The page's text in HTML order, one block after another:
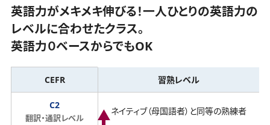
英語力がメキメキ伸びる！一人ひとりの英語力の
レベルに合わせたクラス。
英語力０ベースからでもOK
CEFR 習熟レベル
C2
翻訳・通訳レベル
ネイティブ（母国語者）と同等の熟練者